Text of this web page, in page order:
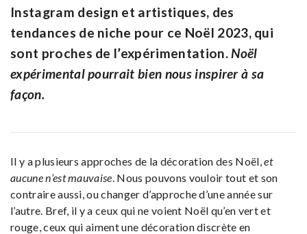
Instagram design et artistiques, des
tendances de niche pour ce Noël 2023, qui
sont proches de l’expérimentation. Noël
expérimental pourrait bien nous inspirer à sa
façon.
Il y a plusieurs approches de la décoration des Noël,et
aucune n’est mauvaise . Nous pouvons vouloir tout et son
contraire aussi, ou changer d’approche d’une année sur
l’autre. Bref, il y a ceux qui ne voient Noël qu’en vert et
rouge, ceux qui aiment une décoration discrète en